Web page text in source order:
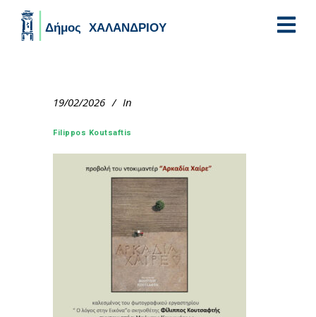
19/02/2026 In
Filippos Koutsaftis